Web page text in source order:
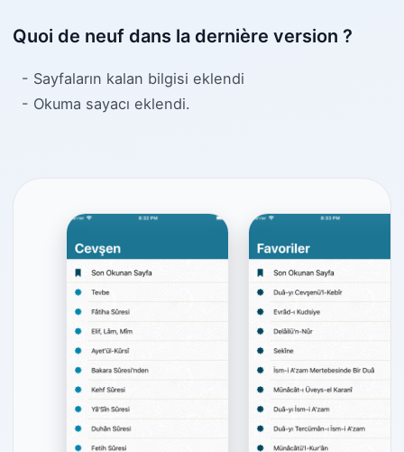
Quoi de neuf dans la dernière version ?
- Sayfaların kalan bilgisi eklendi
- Okuma sayacı eklendi.